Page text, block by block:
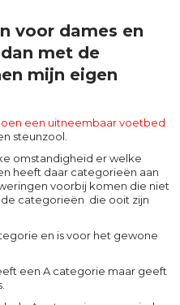
voor dames en
met de
mijn eigen
een uitneembaar voetbed
steunzool.
omstandigheid er welke
heeft daar categorieën aan
voorbij komen die niet
de categorieën die ooit zijn
en is voor het gewone
een A categorie maar geeft